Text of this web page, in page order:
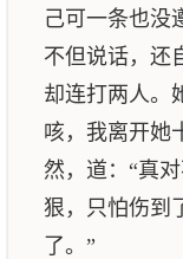
己可一条也没
不但说话，还
却连打两人。
咳，我离开
然，道：“真
狠，只怕伤到
了。”